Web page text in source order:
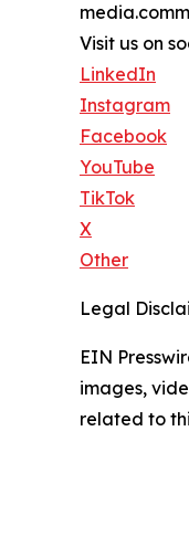
Visit us on
LinkedIn
Instagram
Facebook
YouTube
TikTok
X
Other
Legal
EIN
images,
related to